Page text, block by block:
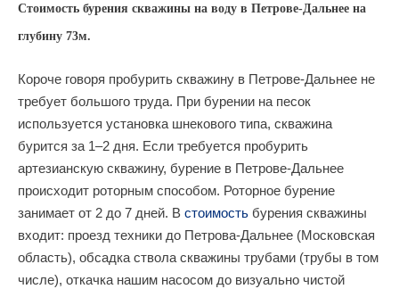
Стоимость бурения скважины на воду в Петрове-Дальнее на
глубину 73м.
Короче говоря пробурить скважину в Петрове-Дальнее не
требует большого труда. При бурении на песок
используется установка шнекового типа, скважина
бурится за 1–2 дня. Если требуется пробурить
артезианскую скважину, бурение в Петрове-Дальнее
происходит роторным способом. Роторное бурение
занимает от 2 до 7 дней. В стоимость бурения скважины
входит: проезд техники до Петрова-Дальнее (Московская
область), обсадка ствола скважины трубами (трубы в том
числе), откачка нашим насосом до визуально чистой